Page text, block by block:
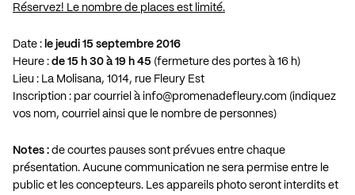
Réservez! Le nombre de places est limité.
Date : le jeudi 15 septembre 2016
Heure : de 15 h 30 à 19 h 45 (fermeture des portes à 16 h)
Lieu : La Molisana, 1014, rue Fleury Est
Inscription : par courriel à info@promenadefleury.com (indiquez
vos nom, courriel ainsi que le nombre de personnes)
Notes : de courtes pauses sont prévues entre chaque
présentation. Aucune communication ne sera permise entre le
public et les concepteurs. Les appareils photo seront interdits et